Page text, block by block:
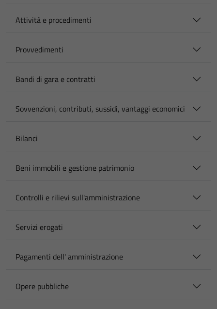
Attività e procedimenti
Provvedimenti
Bandi di gara e contratti
Sovvenzioni, contributi, sussidi, vantaggi economici
Bilanci
Beni immobili e gestione patrimonio
Controlli e rilievi sull'amministrazione
Servizi erogati
Pagamenti dell' amministrazione
Opere pubbliche